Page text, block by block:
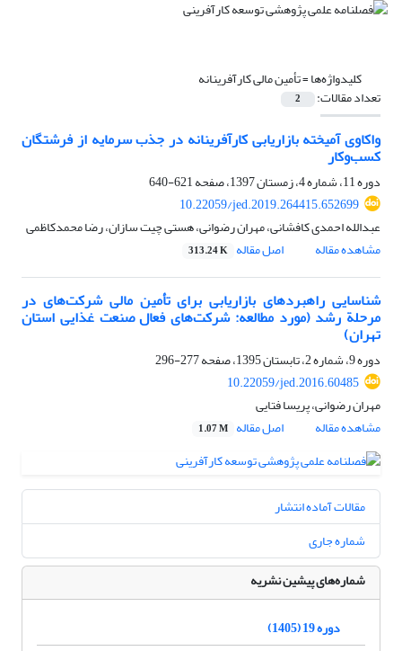
کلیدواژه‌ها =تأمین مالی کارآفرینانه
تعداد مقالات: 2
واکاوی آمیخته بازاریابی کارآفرینانه در جذب سرمایه از فرشتگان
کسب‌وکار
دوره 11، شماره 4، زمستان 1397، صفحه
621-640
10.22059/jed.2019.264415.652699
عبدالله احمدی کافشانی، مهران رضوانی، هستی چیت سازان، رضا محمدکاظمی
مشاهده مقاله
اصل مقاله 313.24 K
شناسایی راهبرد‌‌های بازاریابی برای تأمین مالی شرکت‌های در
مرحلة رشد (مورد مطالعه: شرکت‌های فعال صنعت غذایی استان
تهران)
دوره 9، شماره 2، تابستان 1395، صفحه
277-296
10.22059/jed.2016.60485
مهران رضوانی، پریسا فتایی
مشاهده مقاله
اصل مقاله 1.07 M
مقالات آماده انتشار
شماره جاری
شماره‌های پیشین نشریه
دوره 19 (1405)